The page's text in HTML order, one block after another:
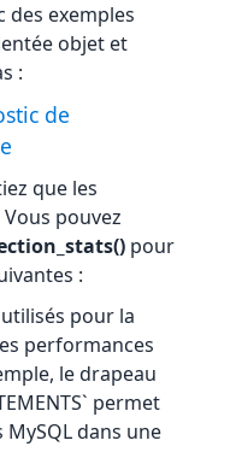
des exemples
objet et
:
de
que les
pouvez
pour
:
pour la
performances
le drapeau
permet
dans une